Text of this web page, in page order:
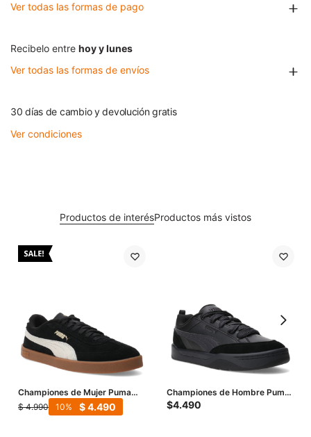
Ver todas las formas de pago
Recibelo entre hoy y lunes
Ver todas las formas de envíos
30 días de cambio y devolución gratis
Ver condiciones
Productos de interésProductos más vistos
Championes de Mujer Puma
Club II Era Suede - Negro -
$ 4.990 $4.490
10
Championes de Hombre Puma
Park Lifestyle Og - Negro
$4.490